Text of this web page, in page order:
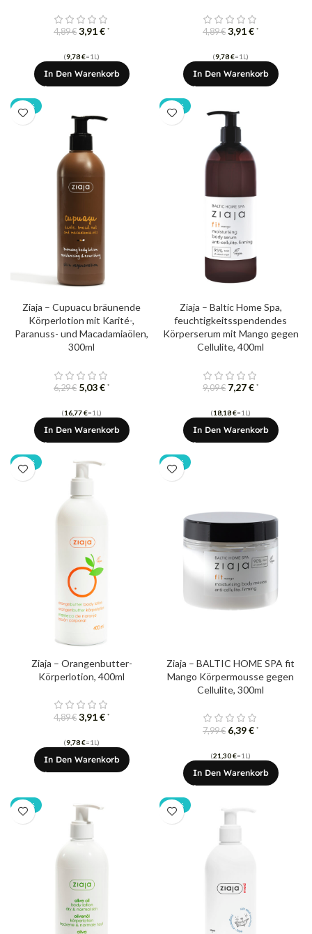
4,89€ 3,91€ *
(9,78€=1L)
In Den Warenkorb
4,89€ 3,91€ *
(9,78€=1L)
In Den Warenkorb
-20%
Ziaja – Cupuacu bräunende
Körperlotion mit Karité-,
Paranuss- und Macadamiaölen,
300ml
6,29€ 5,03€ *
(16,77€=1L)
In Den Warenkorb
-20%
Ziaja – Baltic Home Spa,
feuchtigkeitsspendendes
Körperserum mit Mango gegen
Cellulite, 400ml
9,09€ 7,27€ *
(18,18€=1L)
In Den Warenkorb
-20%
Ziaja – Orangenbutter-
Körperlotion, 400ml
4,89€ 3,91€ *
(9,78€=1L)
In Den Warenkorb
-20%
Ziaja – BALTIC HOME SPA fit
Mango Körpermousse gegen
Cellulite, 300ml
7,99€ 6,39€ *
(21,30€=1L)
In Den Warenkorb
-20% -20%